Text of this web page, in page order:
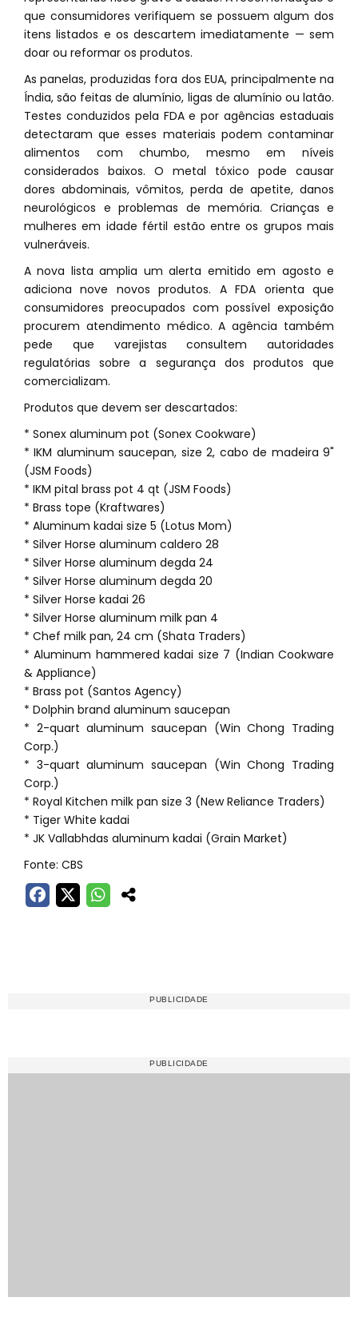
que consumidores verifiquem se possuem algum dos
itens listados e os descartem imediatamente — sem
doar ou reformar os produtos.
As panelas, produzidas fora dos EUA, principalmente na
Índia, são feitas de alumínio, ligas de alumínio ou latão.
Testes conduzidos pela FDA e por agências estaduais
detectaram que esses materiais podem contaminar
alimentos com chumbo, mesmo em níveis
considerados baixos. O metal tóxico pode causar
dores abdominais, vômitos, perda de apetite, danos
neurológicos e problemas de memória. Crianças e
mulheres em idade fértil estão entre os grupos mais
vulneráveis.
A nova lista amplia um alerta emitido em agosto e
adiciona nove novos produtos. A FDA orienta que
consumidores preocupados com possível exposição
procurem atendimento médico. A agência também
pede que varejistas consultem autoridades
regulatórias sobre a segurança dos produtos que
comercializam.
Produtos que devem ser descartados:
* Sonex aluminum pot (Sonex Cookware)
* IKM aluminum saucepan, size 2, cabo de madeira 9"
(JSM Foods)
* IKM pital brass pot 4 qt (JSM Foods)
* Brass tope (Kraftwares)
* Aluminum kadai size 5 (Lotus Mom)
* Silver Horse aluminum caldero 28
* Silver Horse aluminum degda 24
* Silver Horse aluminum degda 20
* Silver Horse kadai 26
* Silver Horse aluminum milk pan 4
* Chef milk pan, 24 cm (Shata Traders)
* Aluminum hammered kadai size 7 (Indian Cookware
& Appliance)
* Brass pot (Santos Agency)
* Dolphin brand aluminum saucepan
* 2-quart aluminum saucepan (Win Chong Trading
Corp.)
* 3-quart aluminum saucepan (Win Chong Trading
Corp.)
* Royal Kitchen milk pan size 3 (New Reliance Traders)
* Tiger White kadai
* JK Vallabhdas aluminum kadai (Grain Market)
Fonte: CBS